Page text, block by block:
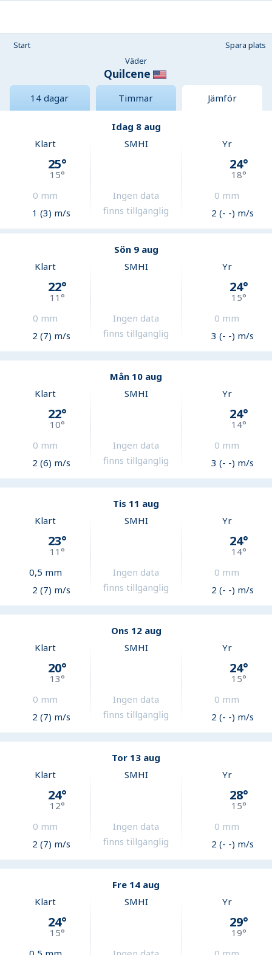
Start
Spara plats
Väder
Quilcene
14 dagar Timmar Jämför
Idag 8 aug
Klart
25°
15°
0 mm
1 (3) m/s
SMHI
Ingen data
finns tillgänglig
Yr
24°
18°
0 mm
2 (- -) m/s
Sön 9 aug
Klart
22°
11°
0 mm
2 (7) m/s
SMHI
Ingen data
finns tillgänglig
Yr
24°
15°
0 mm
3 (- -) m/s
Mån 10 aug
Klart
22°
10°
0 mm
2 (6) m/s
SMHI
Ingen data
finns tillgänglig
Yr
24°
14°
0 mm
3 (- -) m/s
Tis 11 aug
Klart
23°
11°
0,5 mm
2 (7) m/s
SMHI
Ingen data
finns tillgänglig
Yr
24°
14°
0 mm
2 (- -) m/s
Ons 12 aug
Klart
20°
13°
0 mm
2 (7) m/s
SMHI
Ingen data
finns tillgänglig
Yr
24°
15°
0 mm
2 (- -) m/s
Tor 13 aug
Klart
24°
12°
0 mm
2 (7) m/s
SMHI
Ingen data
finns tillgänglig
Yr
28°
15°
0 mm
2 (- -) m/s
Fre 14 aug
Klart
24°
15°
SMHI Yr
29°
19°